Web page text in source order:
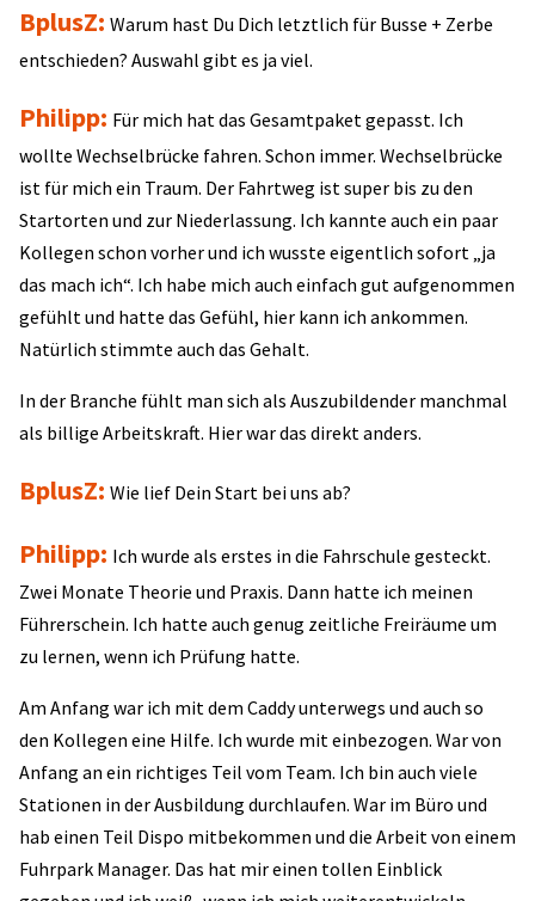
BplusZ: Warum hast Du Dich letztlich für Busse + Zerbe
entschieden? Auswahl gibt es ja viel.
Philipp: Für mich hat das Gesamtpaket gepasst. Ich
wollte Wechselbrücke fahren. Schon immer. Wechselbrücke
ist für mich ein Traum. Der Fahrtweg ist super bis zu den
Startorten und zur Niederlassung. Ich kannte auch ein paar
Kollegen schon vorher und ich wusste eigentlich sofort „ja
das mach ich“. Ich habe mich auch einfach gut aufgenommen
gefühlt und hatte das Gefühl, hier kann ich ankommen.
Natürlich stimmte auch das Gehalt.
In der Branche fühlt man sich als Auszubildender manchmal
als billige Arbeitskraft. Hier war das direkt anders.
BplusZ: Wie lief Dein Start bei uns ab?
Philipp: Ich wurde als erstes in die Fahrschule gesteckt.
Zwei Monate Theorie und Praxis. Dann hatte ich meinen
Führerschein. Ich hatte auch genug zeitliche Freiräume um
zu lernen, wenn ich Prüfung hatte.
Am Anfang war ich mit dem Caddy unterwegs und auch so
den Kollegen eine Hilfe. Ich wurde mit einbezogen. War von
Anfang an ein richtiges Teil vom Team. Ich bin auch viele
Stationen in der Ausbildung durchlaufen. War im Büro und
hab einen Teil Dispo mitbekommen und die Arbeit von einem
Fuhrpark Manager. Das hat mir einen tollen Einblick